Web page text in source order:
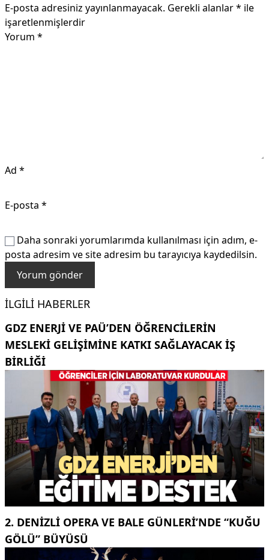
E-posta adresiniz yayınlanmayacak. Gerekli alanlar* ile
işaretlenmişlerdir
Yorum *
Ad *
E-posta *
Daha sonraki yorumlarımda kullanılması için adım, e-
posta adresim ve site adresim bu tarayıcıya kaydedilsin.
İLGILI HABERLER
GDZ ENERJI VE PAÜ’DEN ÖĞRENCILERIN
MESLEKI GELIŞIMINE KATKI SAĞLAYACAK IŞ
BIRLIĞI
2. DENIZLI OPERA VE BALE GÜNLERI’NDE “KUĞU
GÖLÜ” BÜYÜSÜ